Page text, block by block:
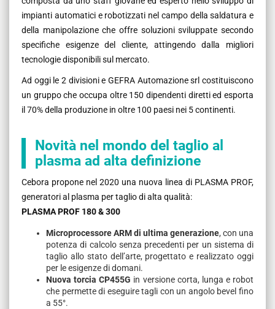
impianti automatici e robotizzati nel campo della saldatura e
della manipolazione che offre soluzioni sviluppate secondo
specifiche esigenze del cliente, attingendo dalla migliori
tecnologie disponibili sul mercato.
Ad oggi le 2 divisioni e GEFRA Automazione srl costituiscono
un gruppo che occupa oltre 150 dipendenti diretti ed esporta
il 70% della produzione in oltre 100 paesi nei 5 continenti.
Novità nel mondo del taglio al
plasma ad alta definizione
Cebora propone nel 2020 una nuova linea di PLASMA PROF,
generatori al plasma per taglio di alta qualità:
PLASMA PROF 180 & 300
Microprocessore ARM di ultima generazione, con una
potenza di calcolo senza precedenti per un sistema di
taglio allo stato dell’arte, progettato e realizzato oggi
per le esigenze di domani.
Nuova torcia CP455G in versione corta, lunga e robot
che permette di eseguire tagli con un angolo bevel fino
a 55°.